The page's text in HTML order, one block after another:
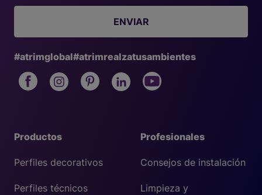
Profesionales
Consejos de instalación
Limpieza y
Productos
Perfiles decorativos
Perfiles técnicos
ENVIAR
#atrimglobal#atrimrealzatusambientes